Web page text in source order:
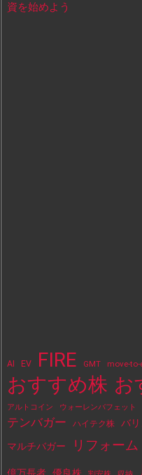
資を始めよう
AI EV FIRE GMT move-to-
おすすめ株 お
アルトコイン ウォーレンバフェット
テンバガー ハイテク株 バ
マルチバガー リフォーム